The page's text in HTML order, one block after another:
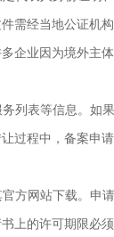
需经当地公证机
企业因为境外主
列表等信息。如
过程中，备案申
方网站下载。申
上的许可期限必须